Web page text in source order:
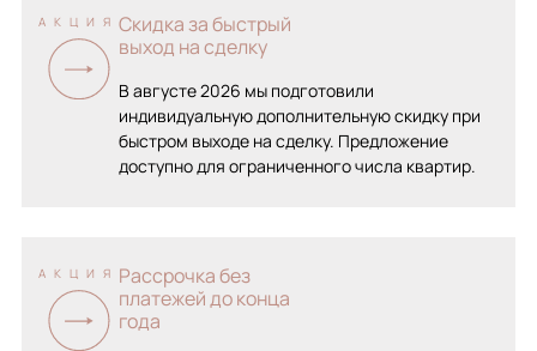
АКЦИЯ Скидка за быстрый
выход на сделку
В августе 2026 мы подготовили
индивидуальную дополнительную скидку при
быстром выходе на сделку. Предложение
доступно для ограниченного числа квартир.
АКЦИЯ Рассрочка без
платежей до конца
года